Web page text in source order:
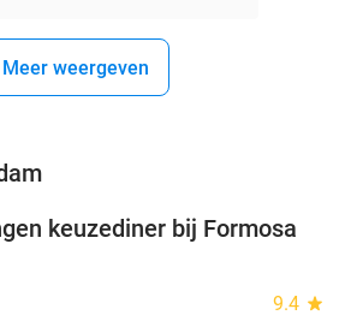
Meer weergeven
34%
keuzediner bij Formosa
9.4 star